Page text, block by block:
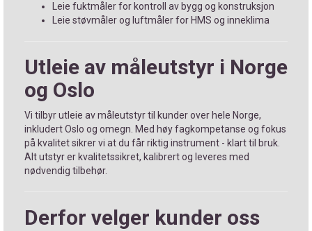
Leie fuktmåler for kontroll av bygg og konstruksjon
Leie støvmåler og luftmåler for HMS og inneklima
Utleie av måleutstyr i Norge
og Oslo
Vi tilbyr utleie av måleutstyr til kunder over hele Norge,
inkludert Oslo og omegn. Med høy fagkompetanse og fokus
på kvalitet sikrer vi at du får riktig instrument - klart til bruk.
Alt utstyr er kvalitetssikret, kalibrert og leveres med
nødvendig tilbehør.
Derfor velger kunder oss